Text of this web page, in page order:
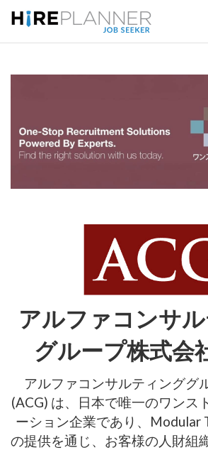
アルファコンサ
グループ株式会
アルファコンサルティンググ
(ACG) は、日本で唯一のワンス
ーション企業であり、Modular
の提供を通じ、お客様の人財組